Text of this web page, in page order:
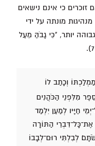
כי אינם נישאים
מונתה על ידי
יותר, "כִּי גָבֹהַּ מֵעַל
וְכָתַב לוֹ
מִלִּפְנֵי הַכֹּהֲנִים
חַיָּיו לְמַעַן יִלְמַד
הַתּוֹרָה
לְבִלְתִּי רוּם־לְבָבוֹ